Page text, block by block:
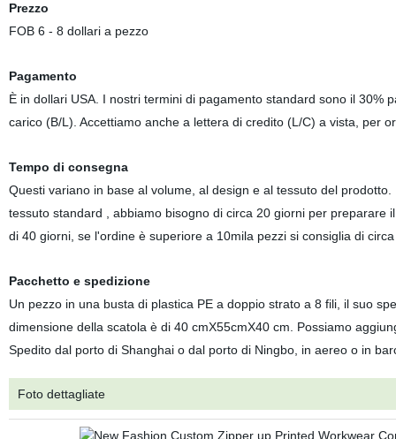
Prezzo
FOB 6 - 8 dollari a pezzo
Pagamento
È in dollari USA. I nostri termini di pagamento standard sono il
carico (B/L). Accettiamo anche a lettera di credito (L/C) a vista, per
Tempo di consegna
Questi variano in base al volume, al design e al tessuto del
tessuto standard , abbiamo bisogno di circa 20 giorni per
di 40 giorni, se l'ordine è superiore a 10mila pezzi si consiglia di
Pacchetto e spedizione
Un pezzo in una busta di plastica PE a doppio strato a 8 fili, il suo
dimensione della scatola è di 40 cmX55cmX40 cm. Possiamo
Spedito dal porto di Shanghai o dal porto di Ningbo, in aereo o in
Foto dettagliate